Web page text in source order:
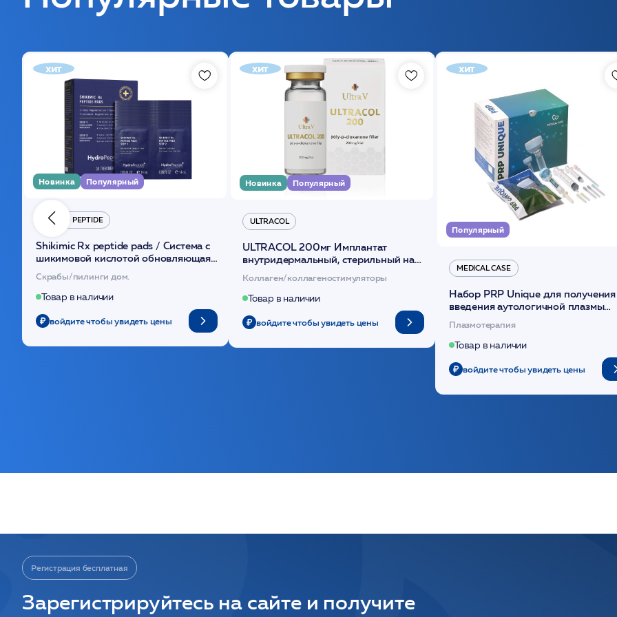
хит
Новинка Популярный
HYDRO PEPTIDE
Shikimic Rx peptide pads / Cистема с
шикимовой кислотой обновляющая
(30шт) /HP
Скрабы/пилинги дом.
Товар в наличии
войдите чтобы увидеть цены
хит
Новинка Популярный
ULTRACOL
ULTRACOL 200мг Имплантат
внутридермальный, стерильный на
основе полидиоксанона /ULTRACOL
Коллаген/коллагеностимуляторы
Товар в наличии
войдите чтобы увидеть цены
хит
Популярный
MEDICAL CASE
Набор PRP Unique для
введения аутологичной плазмы
(саше 1шт)/Medical Case
Плазмотерапия
Товар в наличии
войдите чтобы увидеть цены
Регистрация бесплатная
Зарегистрируйтесь на сайте и получите